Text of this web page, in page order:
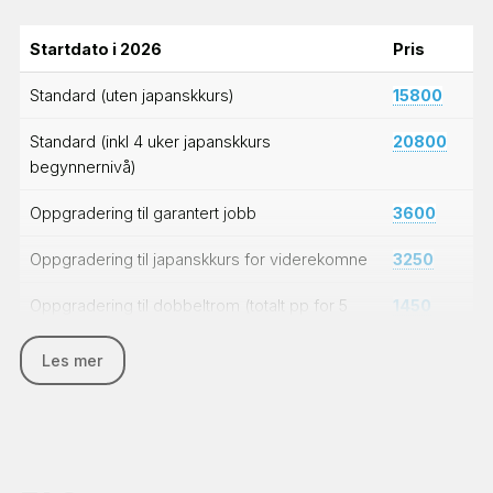
Startdato i 2026 Pris
Standard (uten japanskkurs) 15800
Standard (inkl 4 uker japanskkurs
begynnernivå)
20800
Oppgradering til garantert jobb 3600
Oppgradering til japanskkurs for viderekomne 3250
Oppgradering til dobbeltrom (totalt pp for 5
1450
Ekstra uker japanskkurs (begynnernivå)
ifht avreisedatoen og ikke bestillingsdatoen.
Les mer